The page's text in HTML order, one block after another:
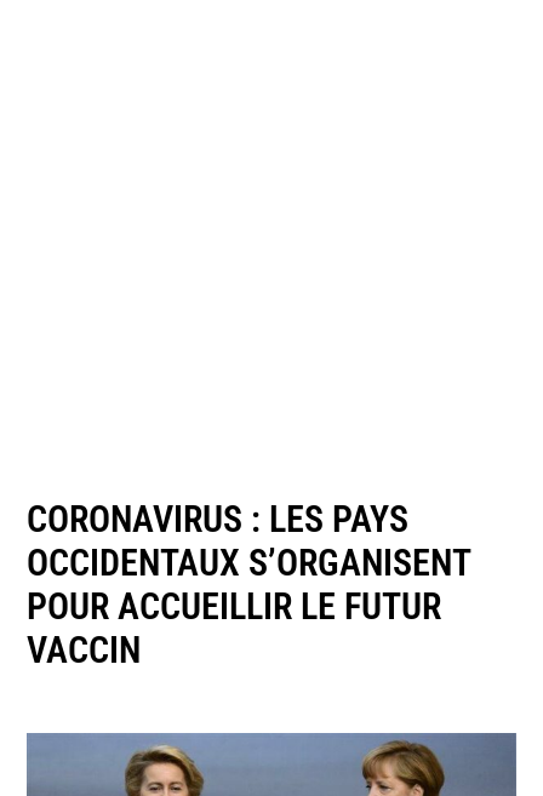
CORONAVIRUS : LES PAYS
OCCIDENTAUX S’ORGANISENT
POUR ACCUEILLIR LE FUTUR
VACCIN